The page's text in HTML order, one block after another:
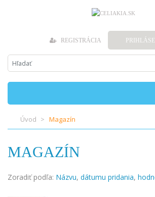
REGISTRÁCIA
Úvod Magazín
MAGAZÍN
Zoradiť podľa: Názvu, dátumu pridania,